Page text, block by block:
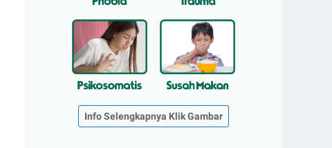
Info Selengkapnya Klik Gambar